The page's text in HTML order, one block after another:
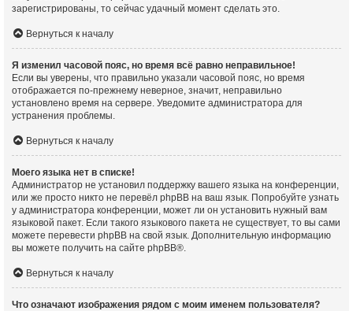
зарегистрированы, то сейчас удачный момент сделать это.
Вернуться к началу
Я изменил часовой пояс, но время всё равно неправильное!
Если вы уверены, что правильно указали часовой пояс, но время
отображается по-прежнему неверное, значит, неправильно
установлено время на сервере. Уведомите администратора для
устранения проблемы.
Вернуться к началу
Моего языка нет в списке!
Администратор не установил поддержку вашего языка на конференции,
или же просто никто не перевёл phpBB на ваш язык. Попробуйте узнать
у администратора конференции, может ли он установить нужный вам
языковой пакет. Если такого языкового пакета не существует, то вы сами
можете перевести phpBB на свой язык. Дополнительную информацию
вы можете получить на сайте phpBB®.
Вернуться к началу
Что означают изображения рядом с моим именем пользователя?